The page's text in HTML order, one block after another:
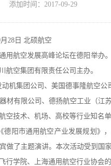
添加时间：2017-09-29
28日 北硕航空
空发展高峰论坛在德阳举办。
航空集团有限责任公司主办。
集团公司、美国德事隆航空公
材有限公司、德扬航空工业（江
技术、机场、高校等行业知名
市通用航空产业发展规划》，
做了主题演讲。本次活动受到国
学院、上海通用航空行业协会的